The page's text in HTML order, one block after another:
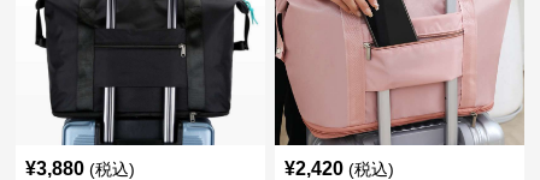
¥3,880 (税込) ¥2,420 (税込)